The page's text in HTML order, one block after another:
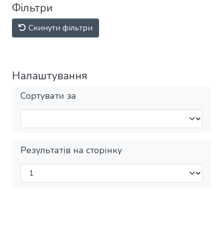
Фільтри
Скинути фільтри
Налаштування
Сортувати за
Результатів на сторінку